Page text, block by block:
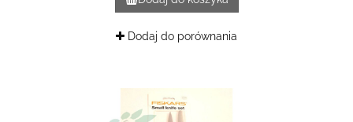
Dodaj do porównania